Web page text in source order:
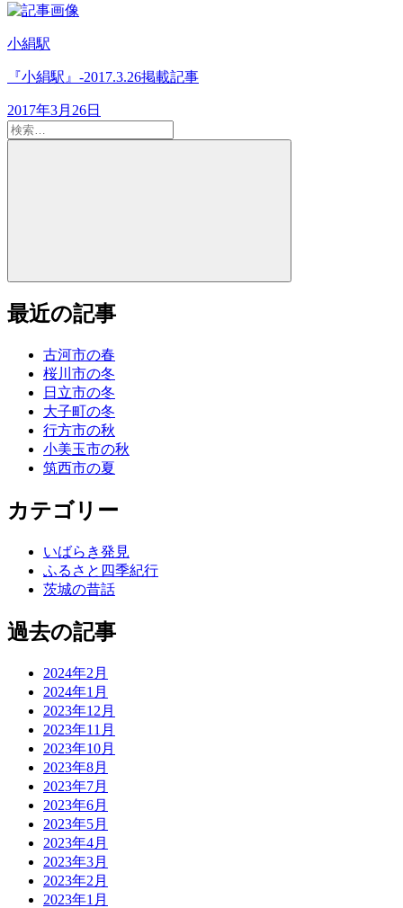
小絹駅
『小絹駅』-2017.3.26掲載記事
2017年3月26日
検
索:
最近の記事
古河市の春
桜川市の冬
日立市の冬
大子町の冬
行方市の秋
小美玉市の秋
筑西市の夏
カテゴリー
いばらき発見
ふるさと四季紀行
茨城の昔話
過去の記事
2024年2月
2024年1月
2023年12月
2023年11月
2023年10月
2023年8月
2023年7月
2023年6月
2023年5月
2023年4月
2023年3月
2023年2月
2023年1月